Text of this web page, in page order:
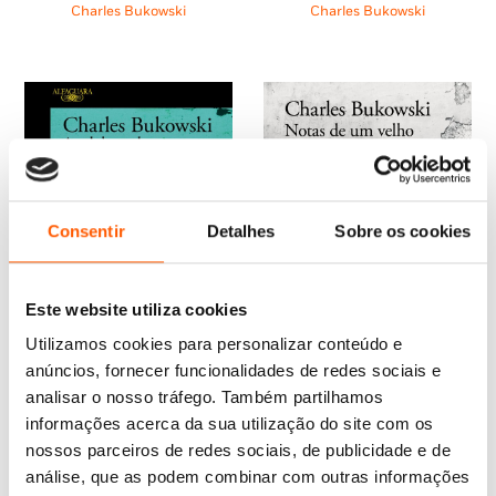
Consentir Detalhes Sobre os cookies
Este website utiliza cookies
Utilizamos cookies para personalizar conteúdo e
anúncios, fornecer funcionalidades de redes sociais e
analisar o nosso tráfego. Também partilhamos
informações acerca da sua utilização do site com os
nossos parceiros de redes sociais, de publicidade e de
análise, que as podem combinar com outras informações
originalatual
Charles Bukowski
originalatual
Charles Bukowski
19,45€O
preço
original
era:
17,52€ O
preço
atual
é:
A sul de nenhum norte
Charles Bukowski
13,95€O
preço
original
9,77€O
preço
atual
Notas de um velho nojento
(Livro de Bolso)